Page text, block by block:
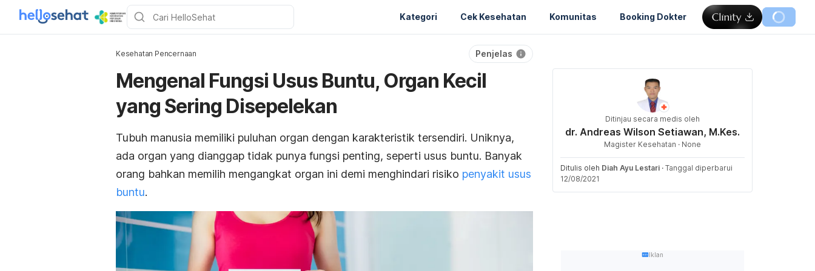
Kategori Cek Kesehatan Komunitas Booking Dokter
Kesehatan Pencernaan Penjelas
Mengenal Fungsi Usus Buntu, Organ Kecil
yang Sering Disepelekan
Tubuh manusia memiliki puluhan organ dengan karakteristik tersendiri. Uniknya,
ada organ yang dianggap tidak punya fungsi penting, seperti usus buntu. Banyak
orang bahkan memilih mengangkat organ ini demi menghindari risiko penyakit usus
buntu.
Ditinjau secara medis oleh
dr. Andreas Wilson Setiawan, M.Kes.
Magister Kesehatan · None
Ditulis oleh Diah Ayu Lestari · Tanggal diperbarui
12/08/2021
Iklan